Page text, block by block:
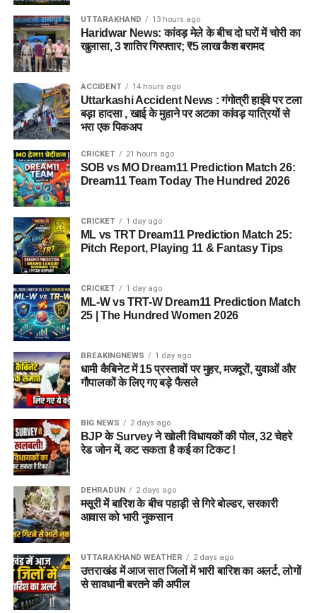
सरकार की प्राथमिकता है। इस दौरान कैबिनेट मंत्री, विधायक,
जनप्रतिनिधि और प्रशासनिक अधिकारी भी मौजूद रहे।
UTTARAKHAND 13 hours ago
Haridwar News: कांवड़ मेले के बीच दो घरों में चोरी का
खुलासा, 3 शातिर गिरफ्तार; ₹5 लाख कैश बरामद
ACCIDENT 14 hours ago
Uttarkashi Accident News : गंगोत्री हाईवे पर टला
बड़ा हादसा , खाई के मुहाने पर अटका कांवड़ यात्रियों से
भरा एक पिकअप
CRICKET 21 hours ago
SOB vs MO Dream11 Prediction Match 26:
Dream11 Team Today The Hundred 2026
CRICKET 1 day ago
ML vs TRT Dream11 Prediction Match 25:
Pitch Report, Playing 11 & Fantasy Tips
CRICKET 1 day ago
ML-W vs TRT-W Dream11 Prediction Match
25 | The Hundred Women 2026
BREAKINGNEWS 1 day ago
धामी कैबिनेट में 15 प्रस्तावों पर मुहर, मजदूरों, युवाओं और
गौपालकों के लिए गए बड़े फैसले
BIG NEWS 2 days ago
BJP के Survey ने खोली विधायकों की पोल, 32 चेहरे
रेड जोन में, कट सकता है कई का टिकट !
DEHRADUN 2 days ago
मसूरी में बारिश के बीच पहाड़ी से गिरे बोल्डर, सरकारी
आवास को भारी नुकसान
UTTARAKHAND WEATHER 2 days ago
उत्तराखंड में आज सात जिलों में भारी बारिश का अलर्ट, लोगों
से सावधानी बरतने की अपील